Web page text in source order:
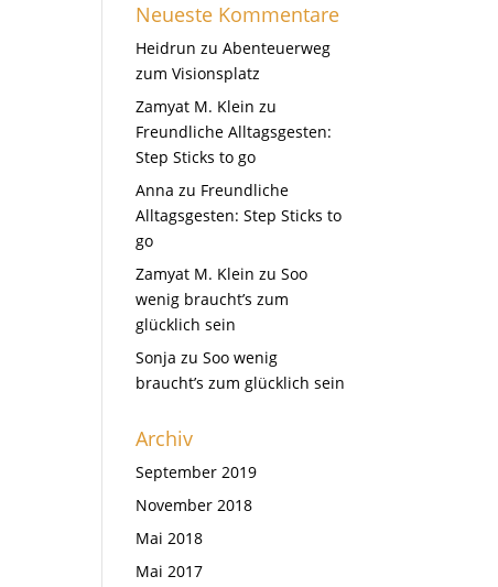
Neueste Kommentare
Heidrun zuAbenteuerweg
zum Visionsplatz
Zamyat M. Klein zu
Freundliche Alltagsgesten:
Step Sticks to go
Anna zu Freundliche
Alltagsgesten: Step Sticks to
go
Zamyat M. Klein zuSoo
wenig braucht’s zum
glücklich sein
Sonja zuSoo wenig
braucht’s zum glücklich sein
Archiv
September 2019
November 2018
Mai 2018
Mai 2017